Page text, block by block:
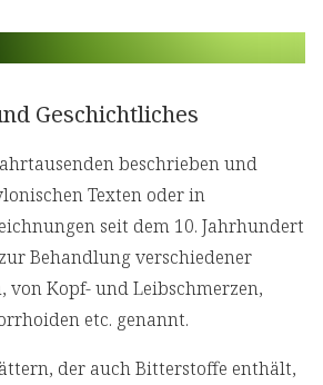
Geschichtliches
beschrieben und
Texten oder in
seit dem 10. Jahrhundert
Behandlung verschiedener
von Kopf- und Leibschmerzen,
etc. genannt.
der auch Bitterstoffe enthält,